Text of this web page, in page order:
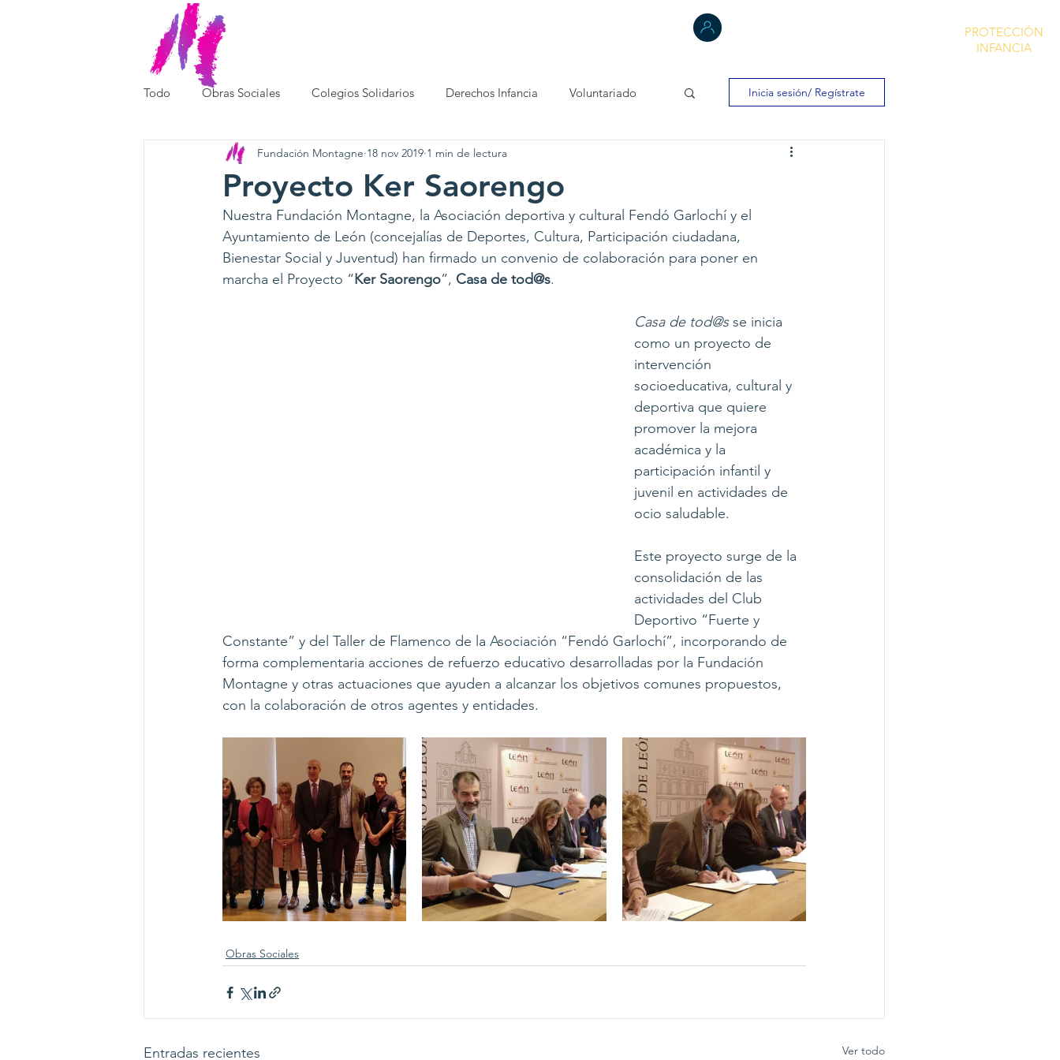
PROTECCIÓN
INFANCIA
Todo Obras Sociales Colegios Solidarios Derechos Infancia Voluntariado Inicia sesión/ Regístrate
Proyecto Ker Saorengo
Fundación Montagne 18 nov 2019 1 min de lectura
Nuestra Fundación Montagne, la Asociación deportiva y cultural Fendó Garlochí y el
Ayuntamiento de León (concejalías de Deportes, Cultura, Participación ciudadana,
Bienestar Social y Juventud) han firmado un convenio de colaboración para poner en
marcha el Proyecto “Ker Saorengo”, Casa de tod@s.
Casa de tod@s se inicia
como un proyecto de
intervención
socioeducativa, cultural y
deportiva que quiere
promover la mejora
académica y la
participación infantil y
juvenil en actividades de
ocio saludable.
Este proyecto surge de la
consolidación de las
actividades del Club
Deportivo “Fuerte y
Constante” y del Taller de Flamenco de la Asociación “Fendó Garlochí”, incorporando de
forma complementaria acciones de refuerzo educativo desarrolladas por la Fundación
Montagne y otras actuaciones que ayuden a alcanzar los objetivos comunes propuestos,
con la colaboración de otros agentes y entidades.
Obras Sociales
Entradas recientes Ver todo